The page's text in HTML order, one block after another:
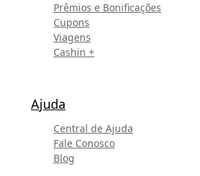
Prêmios e Bonificações
Cupons
Viagens
Cashin +
Ajuda
Central de Ajuda
Fale Conosco
Blog